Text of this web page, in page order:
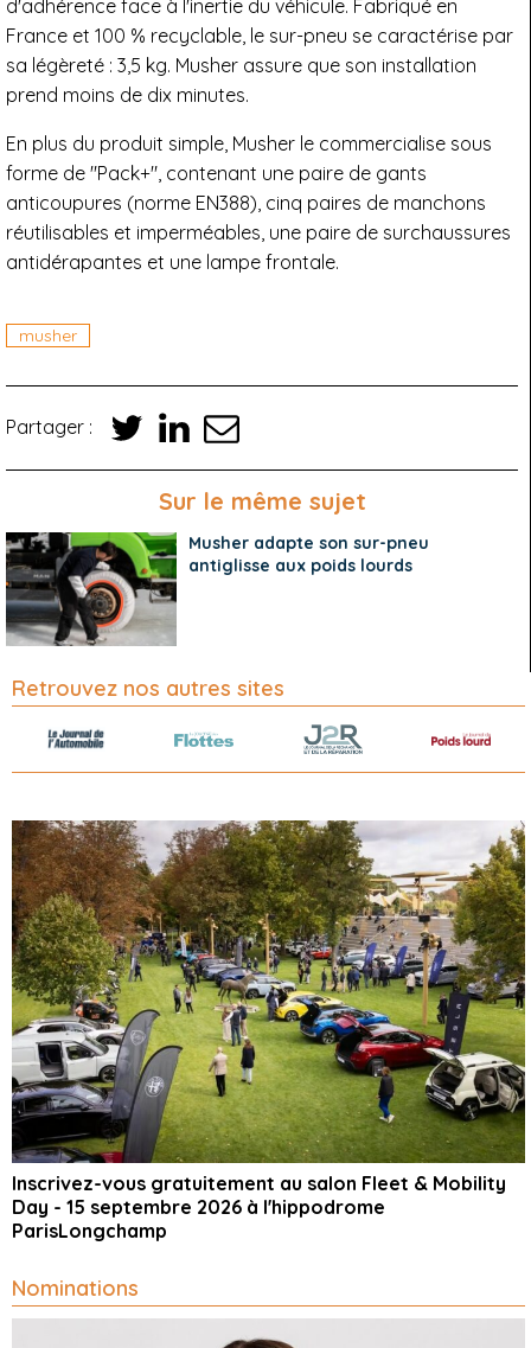
d'adhérence face à l'inertie du véhicule. Fabriqué en
France et 100 % recyclable, le sur-pneu se caractérise par
sa légèreté : 3,5 kg. Musher assure que son installation
prend moins de dix minutes.
En plus du produit simple, Musher le commercialise sous
forme de "Pack+", contenant une paire de gants
anticoupures (norme EN388), cinq paires de manchons
réutilisables et imperméables, une paire de surchaussures
antidérapantes et une lampe frontale.
musher
Partager :
Sur le même sujet
Musher adapte son sur-pneu
antiglisse aux poids lourds
Retrouvez nos autres sites
Inscrivez-vous gratuitement au salon Fleet & Mobility
Day - 15 septembre 2026 à l'hippodrome
ParisLongchamp
Nominations